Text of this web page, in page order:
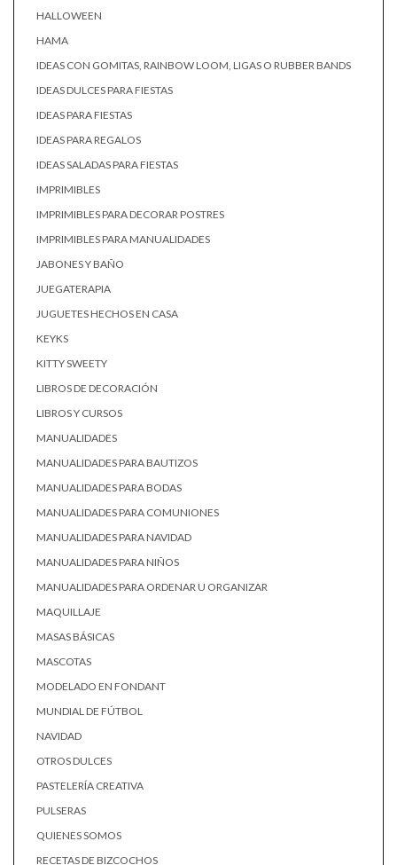
HALLOWEEN
HAMA
IDEAS CON GOMITAS, RAINBOW LOOM, LIGAS O RUBBER BANDS
IDEAS DULCES PARA FIESTAS
IDEAS PARA FIESTAS
IDEAS PARA REGALOS
IDEAS SALADAS PARA FIESTAS
IMPRIMIBLES
IMPRIMIBLES PARA DECORAR POSTRES
IMPRIMIBLES PARA MANUALIDADES
JABONES Y BAÑO
JUEGATERAPIA
JUGUETES HECHOS EN CASA
KEYKS
KITTY SWEETY
LIBROS DE DECORACIÓN
LIBROS Y CURSOS
MANUALIDADES
MANUALIDADES PARA BAUTIZOS
MANUALIDADES PARA BODAS
MANUALIDADES PARA COMUNIONES
MANUALIDADES PARA NAVIDAD
MANUALIDADES PARA NIÑOS
MANUALIDADES PARA ORDENAR U ORGANIZAR
MAQUILLAJE
MASAS BÁSICAS
MASCOTAS
MODELADO EN FONDANT
MUNDIAL DE FÚTBOL
NAVIDAD
OTROS DULCES
PASTELERÍA CREATIVA
PULSERAS
QUIENES SOMOS
RECETAS DE BIZCOCHOS